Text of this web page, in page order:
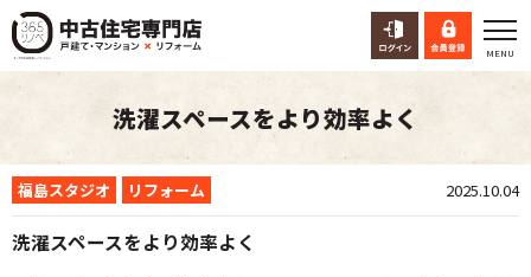
洗濯スペースをより効率よく
福島スタジオ リフォーム 2025.10.04
洗濯スペースをより効率よく